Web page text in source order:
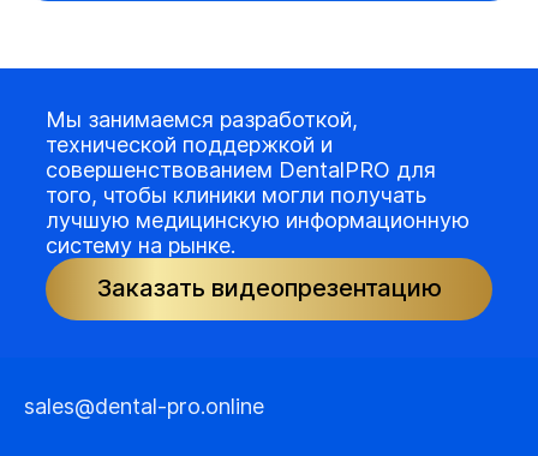
Мы занимаемся разработкой,
технической поддержкой и
совершенствованием DentalPRO для
того, чтобы клиники могли получать
лучшую медицинскую информационную
систему на рынке.
Заказать видеопрезентацию
sales@dental-pro.online